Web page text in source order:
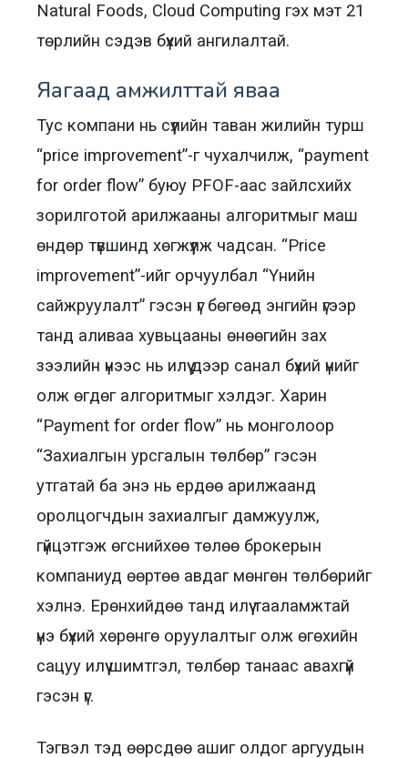
Natural Foods, Cloud Computing гэх мэт 21
төрлийн сэдэв бүхий ангилалтай.
Яагаад амжилттай яваа
Тус компани нь сүүлийн таван жилийн турш
“price improvement”-г чухалчилж, “payment
for order flow” буюу PFOF-аас зайлсхийх
зорилготой арилжааны алгоритмыг маш
өндөр түвшинд хөгжүүлж чадсан. “Price
improvement”-ийг орчуулбал “Үнийн
сайжруулалт” гэсэн үг бөгөөд энгийн үгээр
танд аливаа хувьцааны өнөөгийн зах
зээлийн үнээс нь илүү дээр санал бүхий үнийг
олж өгдөг алгоритмыг хэлдэг. Харин
“Payment for order flow” нь монголоор
“Захиалгын урсгалын төлбөр” гэсэн
утгатай ба энэ нь ердөө арилжаанд
оролцогчдын захиалгыг дамжуулж,
гүйцэтгэж өгснийхөө төлөө брокерын
компаниуд өөртөө авдаг мөнгөн төлбөрийг
хэлнэ. Ерөнхийдөө танд илүү тааламжтай
үнэ бүхий хөрөнгө оруулалтыг олж өгөхийн
сацуу илүү шимтгэл, төлбөр танаас авахгүй
гэсэн үг.
Тэгвэл тэд өөрсдөө ашиг олдог аргуудын